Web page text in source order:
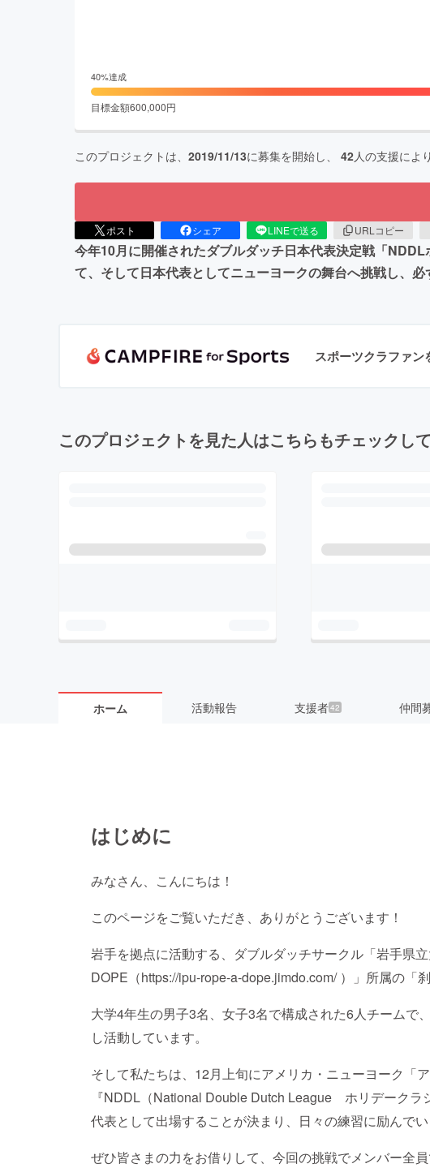
40%達成
目標金額600,000円
このプロジェクトは、 2019/11/13に募集を開始し、 42人の支援により
ポスト シェア LINEで送る URLコピー
今年10月に開催されたダブルダッチ日本代表決定戦「
て、そして日本代表としてニューヨークの舞台へ挑戦し、
スポーツクラファン
このプロジェクトを見た人はこちらもチェックし
ホーム 活動報告 支援者42 仲間
はじめに
みなさん、こんにちは！
このページをご覧いただき、ありがとうございます！
岩手を拠点に活動する、ダブルダッチサークル「岩手
DOPE（https://ipu-rope-a-dope.jimdo.com/ ）」所属の「
大学4年生の男子3名、女子3名で構成された6人チームで
し活動しています。
そして私たちは、12月上旬にアメリカ・ニューヨーク「
『NDDL（National Double Dutch League ホリデークラ
代表として出場することが決まり、日々の練習に励んでい
ぜひ皆さまの力をお借りして、今回の挑戦でメンバー全